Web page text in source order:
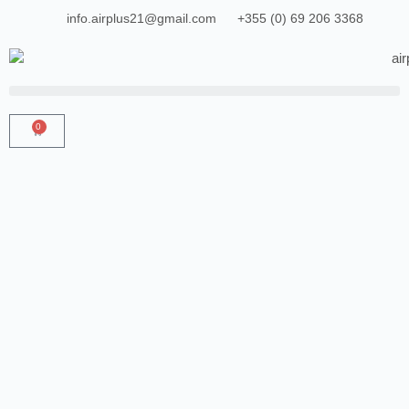
info.airplus21@gmail.com +355 (0) 69 206 3368
0